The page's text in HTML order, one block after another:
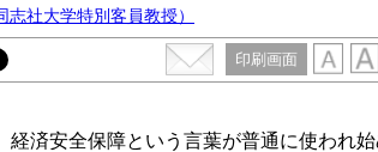
志社大学特別客員教授）
印刷画面
済安全保障という言葉が普通に使われ